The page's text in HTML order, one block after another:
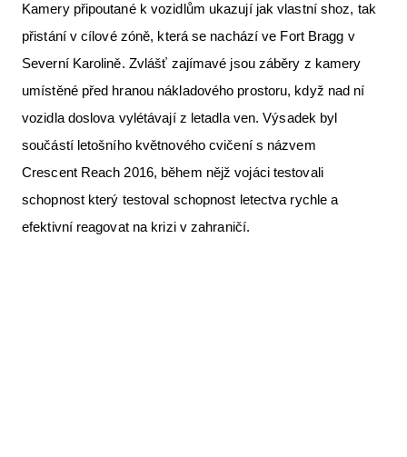
Kamery připoutané k vozidlům ukazují jak vlastní shoz, tak
přistání v cílové zóně, která se nachází ve Fort Bragg v
Severní Karolině. Zvlášť zajímavé jsou záběry z kamery
umístěné před hranou nákladového prostoru, když nad ní
vozidla doslova vylétávají z letadla ven. Výsadek byl
součástí letošního květnového cvičení s názvem
Crescent Reach 2016, během nějž vojáci testovali
schopnost který testoval schopnost letectva rychle a
efektivní reagovat na krizi v zahraničí.